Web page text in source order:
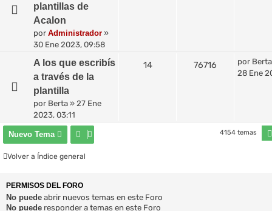
plantillas de
Acalon
por Administrador »
30 Ene 2023, 09:58
A los que escribís
a través de la
plantilla
por Berta » 27 Ene
2023, 03:11
14 76716 por Berta
28 Ene
Nuevo Tema 4154 temas
Volver a Índice general
PERMISOS DEL FORO
No puede abrir nuevos temas en este Foro
No puede responder a temas en este Foro